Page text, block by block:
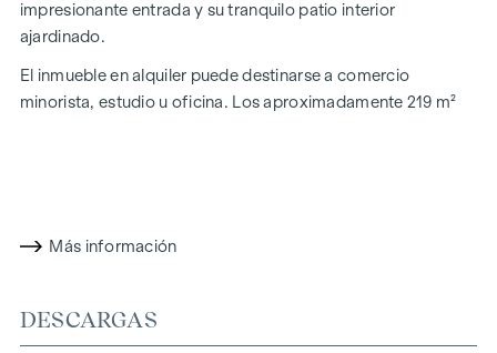
impresionante entrada y su tranquilo patio interior
ajardinado.
El inmueble en alquiler puede destinarse a comercio
minorista, estudio u oficina. Los aproximadamente 219 m²
la calle, cuenta con siete escaparates y una gran puerta
puede acceder al local directamente desde la
Westbahnstraße o a través de la escalera.
Más información
DESCARGAS